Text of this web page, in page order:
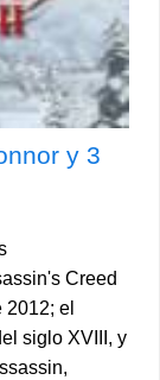
y 3
Creed
2012; el
siglo XVIII, y